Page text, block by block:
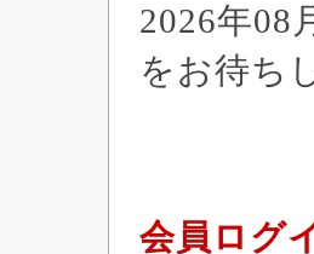
2026年08
をお待ち
会員ログ